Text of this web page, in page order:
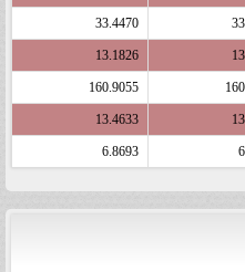
33.4470
13.1826
160.9055
13.4633
6.8693